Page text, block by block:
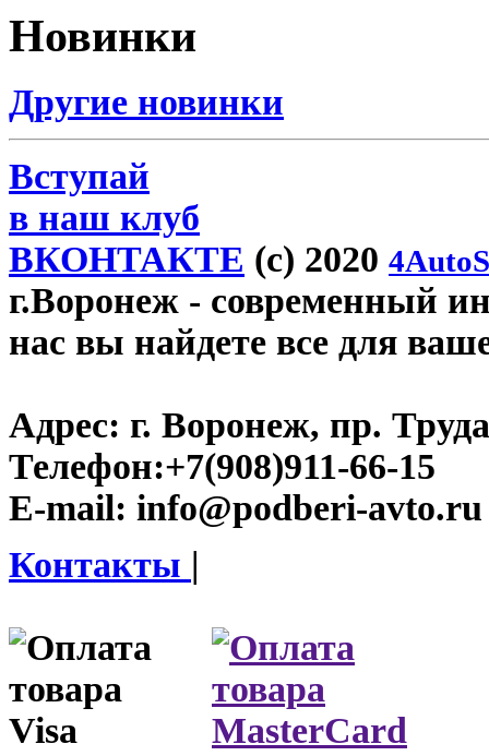
Новинки
Другие новинки
Вступай
в наш клуб
ВКОНТАКТЕ (c) 2020
г.Воронеж - современный
нас вы найдете все для
Адрес: г. Воронеж, пр.
Телефон:+7(908)911-66-15
E-mail: info@podberi-avto.ru
Контакты |